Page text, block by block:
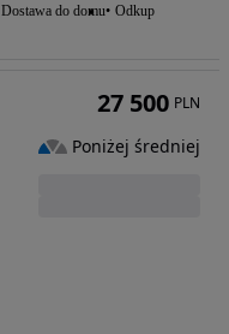
Dostawa do domu Odkup
27 500 PLN
Poniżej średniej